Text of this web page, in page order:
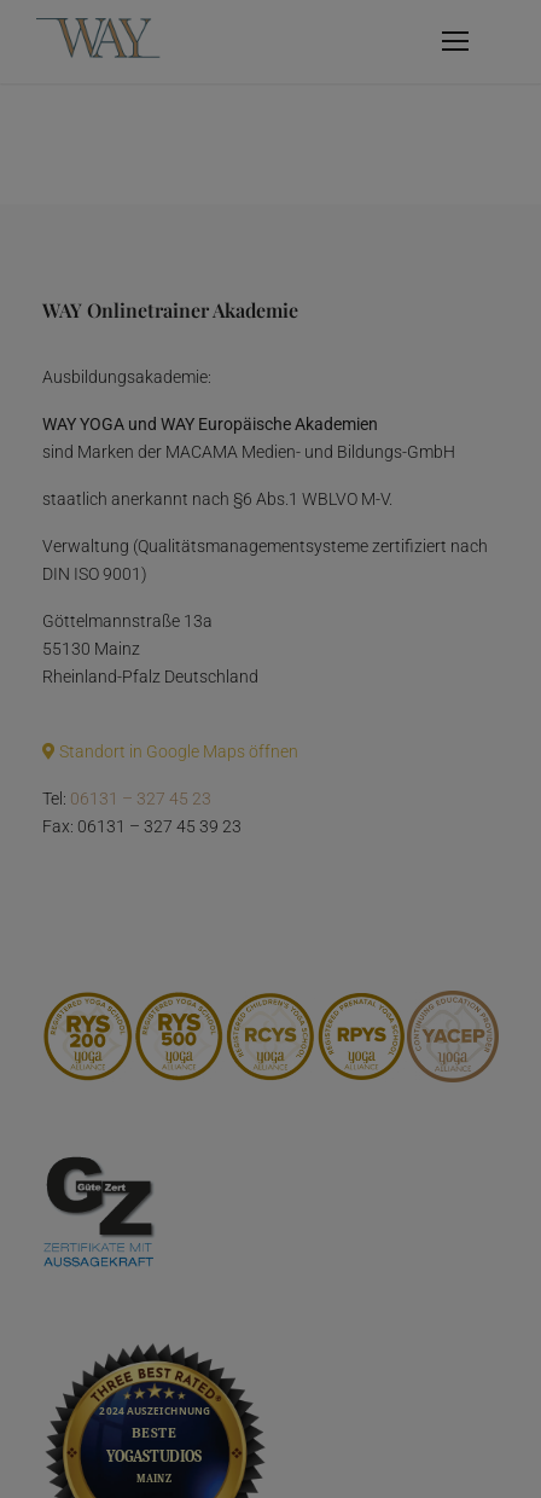
WAY Onlinetrainer Akademie
Ausbildungsakademie:
WAY YOGA und WAY Europäische Akademien
sind Marken der MACAMA Medien- und Bildungs-GmbH
staatlich anerkannt nach §6 Abs.1 WBLVO M-V.
Verwaltung (Qualitätsmanagementsysteme zertifiziert nach
DIN ISO 9001)
Göttelmannstraße 13a
55130 Mainz
Rheinland-Pfalz Deutschland
Standort in Google Maps öffnen
Tel: 06131 – 327 45 23
Fax: 06131 – 327 45 39 23